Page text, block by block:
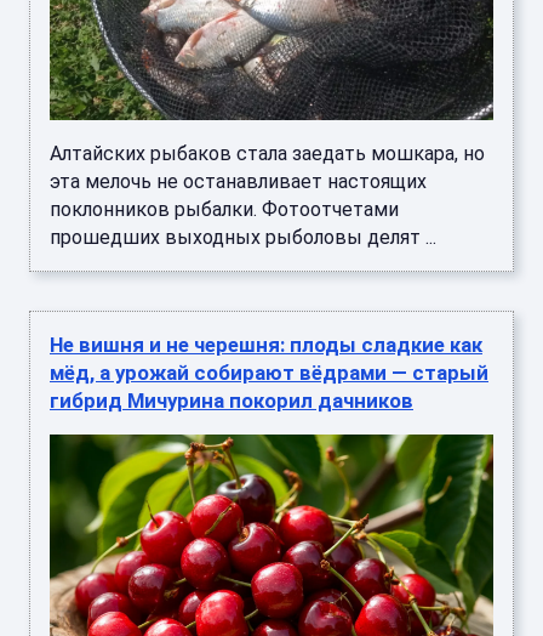
Алтайских рыбаков стала заедать мошкара, но
эта мелочь не останавливает настоящих
поклонников рыбалки. Фотоотчетами
прошедших выходных рыболовы делят ...
Не вишня и не черешня: плоды сладкие как
мёд, а урожай собирают вёдрами — старый
гибрид Мичурина покорил дачников